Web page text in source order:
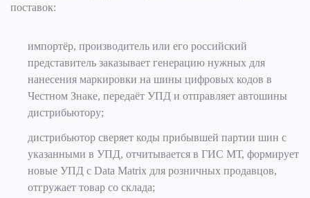
поставок:
импортёр, производитель или его российский
представитель заказывает генерацию нужных для
нанесения маркировки на шины цифровых кодов в
Честном Знаке, передаёт УПД и отправляет автошины
дистрибьютору;
дистрибьютор сверяет коды прибывшей партии шин с
указанными в УПД, отчитывается в ГИС МТ, формирует
новые УПД с Data Matrix для розничных продавцов,
отгружает товар со склада;